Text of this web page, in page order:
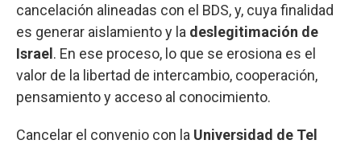
cancelación alineadas con el BDS, y, cuya finalidad
es generar aislamiento y la deslegitimación de
Israel. En ese proceso, lo que se erosiona es el
valor de la libertad de intercambio, cooperación,
pensamiento y acceso al conocimiento.
Cancelar el convenio con la Universidad de Tel